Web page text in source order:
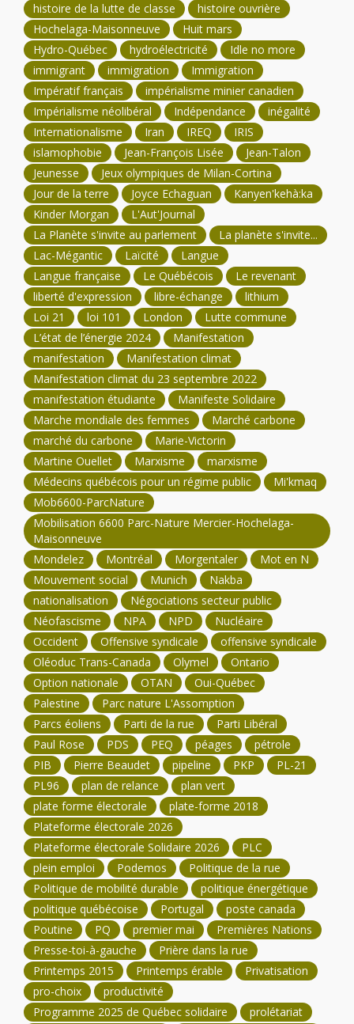
histoire de la lutte de classe
histoire ouvrière
Hochelaga-Maisonneuve
Huit mars
Hydro-Québec
hydroélectricité
Idle no more
immigrant
immigration
Immigration
Impératif français
impérialisme minier canadien
Impérialisme néolibéral
Indépendance
inégalité
Internationalisme
Iran IREQ
IRIS
islamophobie
Jean-François Lisée
Jean-Talon
Jeunesse
Jeux olympiques de Milan-Cortina
Jour de la terre
Joyce Echaguan
Kanyen'kehà:ka
Kinder Morgan
L'Aut'Journal
La Planète s'invite au parlement
La planète s'invite...
Lac-Mégantic
Laïcité
Langue
Langue française
Le Québécois
Le revenant
liberté d'expression
libre-échange
lithium
Loi 21
loi 101 London
Lutte commune
L’état de l’énergie 2024
Manifestation
manifestation
Manifestation climat
Manifestation climat du 23 septembre 2022
manifestation étudiante
Manifeste Solidaire
Marche mondiale des femmes
Marché carbone
marché du carbone
Marie-Victorin
Martine Ouellet
Marxisme
marxisme
Médecins québécois pour un régime public
Mi'kmaq
Mob6600-ParcNature
Mobilisation 6600 Parc-Nature Mercier-Hochelaga-
Maisonneuve
Mondelez
Montréal Morgentaler
Mot en N
Mouvement social
Munich
Nakba
nationalisation
Négociations secteur public
Néofascisme
NPA NPD
Nucléaire
Occident
Offensive syndicale
offensive syndicale
Oléoduc Trans-Canada
Olymel
Ontario
Option nationale
OTAN
Oui-Québec
Palestine
Parc nature L'Assomption
Parcs éoliens
Parti de la rue
Parti Libéral
Paul Rose
PDS PEQ péages
pétrole
PIB
Pierre Beaudet pipeline PKP
PL-21
PL96
plan de relance
plan vert
plate forme électorale
plate-forme 2018
Plateforme électorale 2026
Plateforme électorale Solidaire 2026
PLC
plein emploi
Podemos
Politique de la rue
Politique de mobilité durable
politique énergétique
politique québécoise
Portugal
poste canada
Poutine
PQ premier mai
Premières Nations
Presse-toi-à-gauche
Prière dans la rue
Printemps 2015
Printemps érable
Privatisation
pro-choix
productivité
Programme 2025 de Québec solidaire
prolétariat